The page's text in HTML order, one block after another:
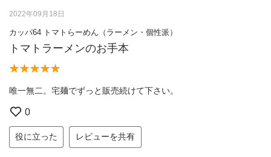
2022年09月18日
カッパ64 トマトらーめん（ラーメン・個性派）
トマトラーメンのお手本
唯一無二。宅麺でずっと販売続けて下さい。
0
役に立った レビューを共有